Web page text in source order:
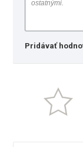
Pridávať